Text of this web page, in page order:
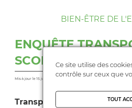
BIEN-ÊTRE DE
ENQUÊTE
SCOLAIRES
Mis à jour le 15 juin 2020
Transports scolaires. La
Ce site utilise des
contrôle sur ceux que
TOUT